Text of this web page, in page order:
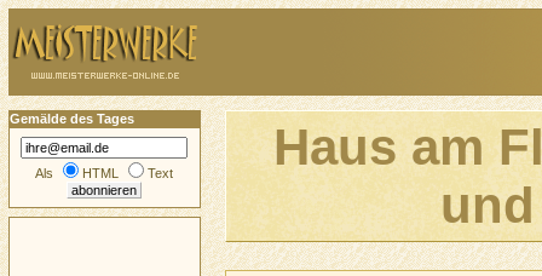
Haus am
Gemälde des Tages
Als HTML Text